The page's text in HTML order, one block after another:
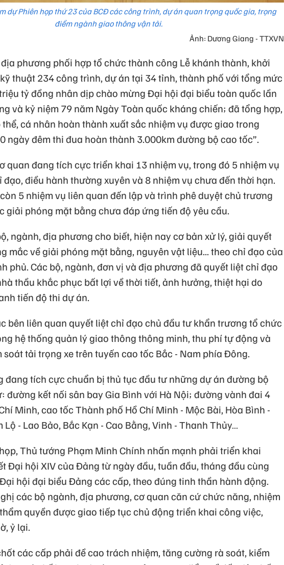
dự Phiên họp thứ 23 của BCĐ các công trình, dự án quan trọng quốc gia, trọng
điểm ngành giao thông vận tải.
Ảnh: Dương Giang - TTXVN
phương phối hợp tổ chức thành công Lễ khánh thành, khởi
thuật 234 công trình, dự án tại 34 tỉnh, thành phố với tổng mức
tỷ đồng nhân dịp chào mừng Đại hội đại biểu toàn quốc lần
và kỷ niệm 79 năm Ngày Toàn quốc kháng chiến; đã tổng hợp,
cá nhân hoàn thành xuất sắc nhiệm vụ được giao trong
ngày đêm thi đua hoàn thành 3.000km đường bộ cao tốc”.
quan đang tích cực triển khai 13 nhiệm vụ, trong đó 5 nhiệm vụ
đạo, điều hành thường xuyên và 8 nhiệm vụ chưa đến thời hạn.
5 nhiệm vụ liên quan đến lập và trình phê duyệt chủ trương
giải phóng mặt bằng chưa đáp ứng tiến độ yêu cầu.
ngành, địa phương cho biết, hiện nay cơ bản xử lý, giải quyết
mắc về giải phóng mặt bằng, nguyên vật liệu... theo chỉ đạo của
phủ. Các bộ, ngành, đơn vị và địa phương đã quyết liệt chỉ đạo
thầu khắc phục bất lợi về thời tiết, ảnh hưởng, thiệt hại do
tiến độ thi dự án.
bên liên quan quyết liệt chỉ đạo chủ đầu tư khẩn trương tổ chức
hệ thống quản lý giao thông thông minh, thu phí tự động và
tải trọng xe trên tuyến cao tốc Bắc - Nam phía Đông.
đang tích cực chuẩn bị thủ tục đầu tư những dự án đường bộ
đường kết nối sân bay Gia Bình với Hà Nội; đường vành đai 4
Minh, cao tốc Thành phố Hồ Chí Minh - Mộc Bài, Hòa Bình -
Lộ - Lao Bảo, Bắc Kạn - Cao Bằng, Vinh - Thanh Thủy…
Thủ tướng Phạm Minh Chính nhấn mạnh phải triển khai
Đại hội XIV của Đảng từ ngày đầu, tuần đầu, tháng đầu cùng
hội đại biểu Đảng các cấp, theo đúng tinh thần hành động.
các bộ ngành, địa phương, cơ quan căn cứ chức năng, nhiệm
quyền được giao tiếp tục chủ động triển khai công việc,
ỷ lại.
các cấp phải đề cao trách nhiệm, tăng cường rà soát, kiểm